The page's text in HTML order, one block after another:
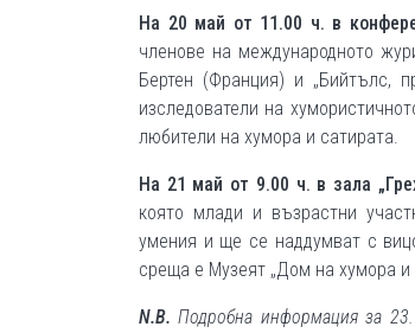
На 20 май от 11.00 ч. в
членове на международното
Бертен (Франция) и „Бийтълс,
изследователи на
любители на хумора и сатирата.
На 21 май от 9.00 ч. в зала
която млади и възрастни
умения и ще се наддумват с
среща е Музеят „Дом на хумора и
N.B. Подробна информация за